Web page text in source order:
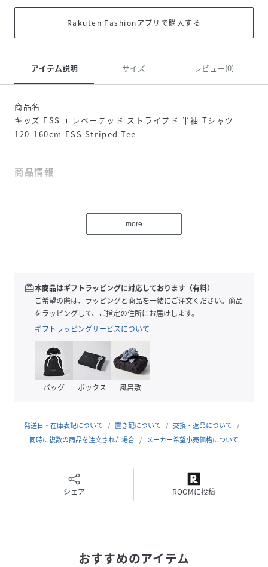
Rakuten Fashionアプリで購入する
アイテム説明 サイズ レビュー(0)
商品名
キッズ ESS エレベーテッド ストライプド 半袖 Tシャツ
120-160cm ESS Striped Tee
商品情報
PUMA Essentialsは気楽な日々を彩るために生まれまし
た。くつろぎの時間からコーヒーを買いに行くひととき、移
20％以上のサイクルコットンを使用しています。
フィット：レギュラー
主な素材タイプ：シングルジャージー
長さ：標準
PUMA ユース：8歳から16歳までの年長のお子様にお
本体:コットン100%,リブ:コットン71%ポリエス
テル29%
more
redeem本商品はギフトラッピングに対応しております（有料）
ご希望の際は、ラッピングと商品を一緒にご注文ください。商品
をラッピングして、ご指定の住所にお届けします。
ギフトラッピングサービスについて
バッグ ボックス 風呂敷
発送日・在庫表記について 置き配について
交換・返品について
同時に複数の商品を注文された場合
メーカー希望小売価格について
シェア ROOMに投稿
おすすめのアイテム